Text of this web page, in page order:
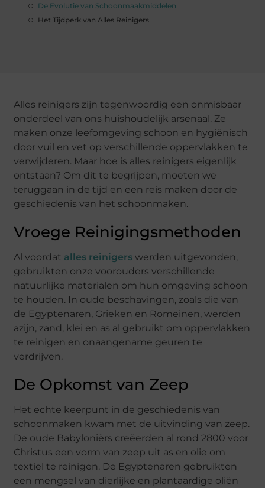
De Evolutie van Schoonmaakmiddelen
Het Tijdperk van Alles Reinigers
Alles reinigers zijn tegenwoordig een onmisbaar
onderdeel van ons huishoudelijk arsenaal. Ze
maken onze leefomgeving schoon en hygiënisch
door vuil en vet op verschillende oppervlakken te
verwijderen. Maar hoe is alles reinigers eigenlijk
ontstaan? Om dit te begrijpen, moeten we
teruggaan in de tijd en een reis maken door de
geschiedenis van het schoonmaken.
Vroege Reinigingsmethoden
Al voordat alles reinigers werden uitgevonden,
gebruikten onze voorouders verschillende
natuurlijke materialen om hun omgeving schoon
te houden. In oude beschavingen, zoals die van
de Egyptenaren, Grieken en Romeinen, werden
azijn, zand, klei en as al gebruikt om oppervlakken
te reinigen en onaangename geuren te
verdrijven.
De Opkomst van Zeep
Het echte keerpunt in de geschiedenis van
schoonmaken kwam met de uitvinding van zeep.
De oude Babyloniërs creëerden al rond 2800 voor
Christus een vorm van zeep uit as en olie om
textiel te reinigen. De Egyptenaren gebruikten
een mengsel van dierlijke en plantaardige oliën